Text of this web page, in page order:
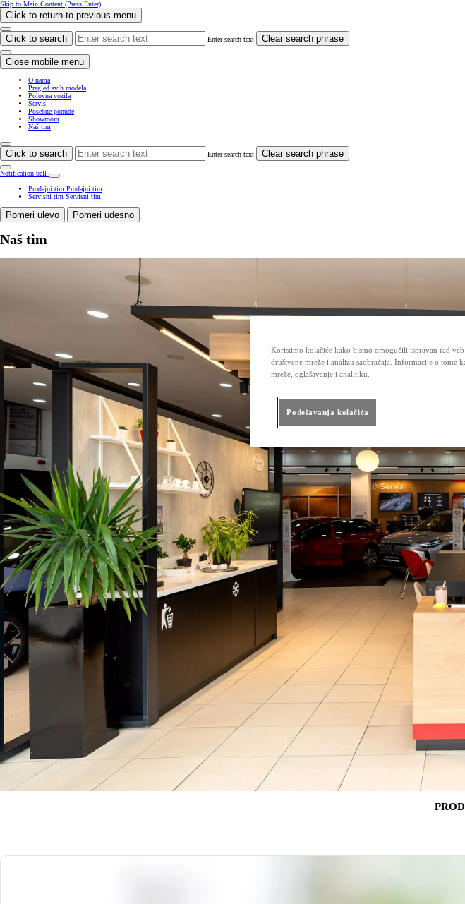
Skip to Main Content (Press Enter)
Click to return to previous menu
Click to search Enter search text Clear search phrase
Close mobile menu
O nama
Pregled svih modela
Polovna vozila
Servis
Posebne ponude
Showroom
Naš tim
Click to search Enter search text Clear search phrase
Notification bell
Prodajni tim Prodajni tim
Servisni tim Servisni tim
Pomeri ulevo Pomeri udesno
Naš tim
Koristimo kolačiće kako bismo omogućili ispravan rad
društvene mreže i analizu saobraćaja. Informacije o tome
mreže, oglašavanje i analitiku.
Podešavanja kolačića